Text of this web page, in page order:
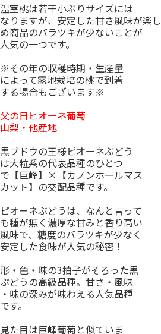
温室桃は若干小ぶりサイズには
なりますが、安定した甘さ風味が楽し
め商品のバラツキが少ないことが
人気の一つです。
※その年の収穫時期・生産量
によって露地栽培の桃で到着
する場合もございます※
父の日ピオーネ葡萄
山梨・他産地
黒ブドウの王様ピオーネぶどう
は大粒系の代表品種のひとつ
で【巨峰】×【カノンホールマス
カット】の交配品種です。
ピオーネぶどうは、なんと言って
も種が無く濃厚な甘みと香り高い
風味で、糖度のバラツキが少なく
安定した食味が人気の秘密！
形・色・味の3拍子がそろった黒
ぶどうの高級品種。甘さ・風味
・味の深みが味わえる人気品種
です。
見た目は巨峰葡萄と似ていま